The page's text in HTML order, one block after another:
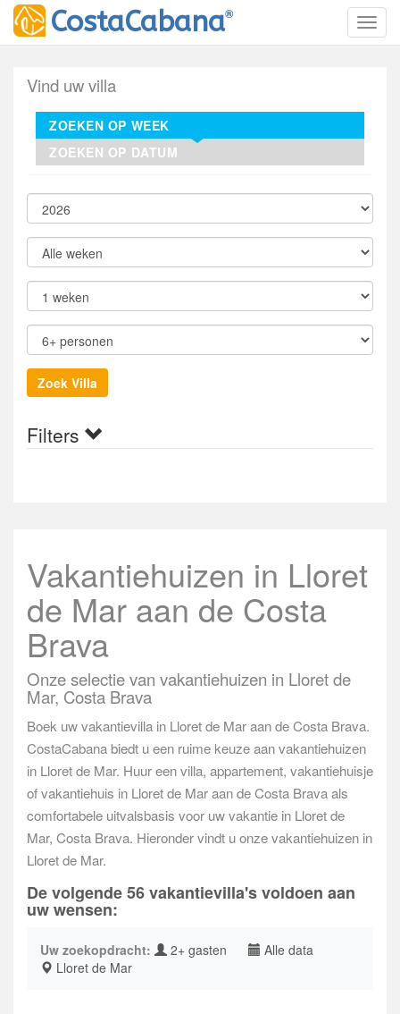
CostaCabana®
Vind uw villa
ZOEKEN OP WEEK
ZOEKEN OP DATUM
Filters
Vakantiehuizen in Lloret
de Mar aan de Costa
Brava
Onze selectie van vakantiehuizen in Lloret de
Mar, Costa Brava
Boek uw vakantievilla in Lloret de Mar aan de Costa Brava.
CostaCabana biedt u een ruime keuze aan vakantiehuizen
in Lloret de Mar. Huur een villa, appartement, vakantiehuisje
of vakantiehuis in Lloret de Mar aan de Costa Brava als
comfortabele uitvalsbasis voor uw vakantie in Lloret de
Mar, Costa Brava. Hieronder vindt u onze vakantiehuizen in
Lloret de Mar.
De volgende 56 vakantievilla's voldoen aan
uw wensen:
Uw zoekopdracht: 2+ gasten
Alle data
Lloret de Mar